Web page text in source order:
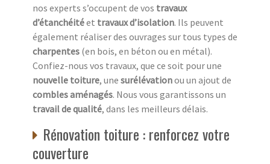
nos experts s’occupent de vos travaux
d’étanchéitéet travaux d’isolation. Ils peuvent
également réaliser des ouvrages sur tous types de
charpentes (en bois, en béton ou en métal).
Confiez-nous vos travaux, que ce soit pour une
nouvelle toiture, une surélévationou un ajout de
combles aménagés. Nous vous garantissons un
travail de qualité, dans les meilleurs délais.
Rénovation toiture : renforcez votre
couverture